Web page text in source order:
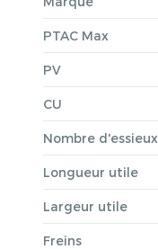
PTAC Max
PV
CU
Nombre d'essieux
Longueur utile
Largeur utile
Freins